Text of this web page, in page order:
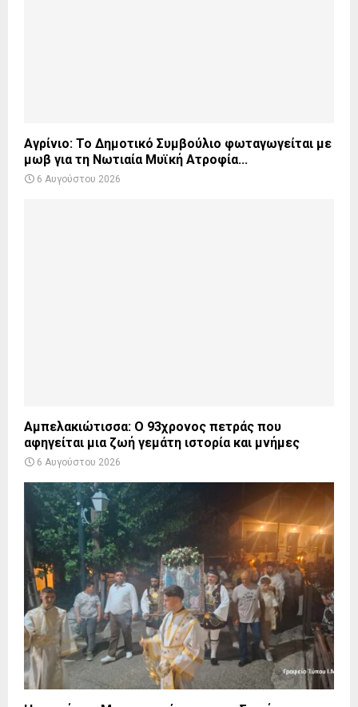
Αγρίνιο: Το Δημοτικό Συμβούλιο φωταγωγείται με
μωβ για τη Νωτιαία Μυϊκή Ατροφία...
6 Αυγούστου 2026
Αμπελακιώτισσα: Ο 93χρονος πετράς που
αφηγείται μια ζωή γεμάτη ιστορία και μνήμες
6 Αυγούστου 2026